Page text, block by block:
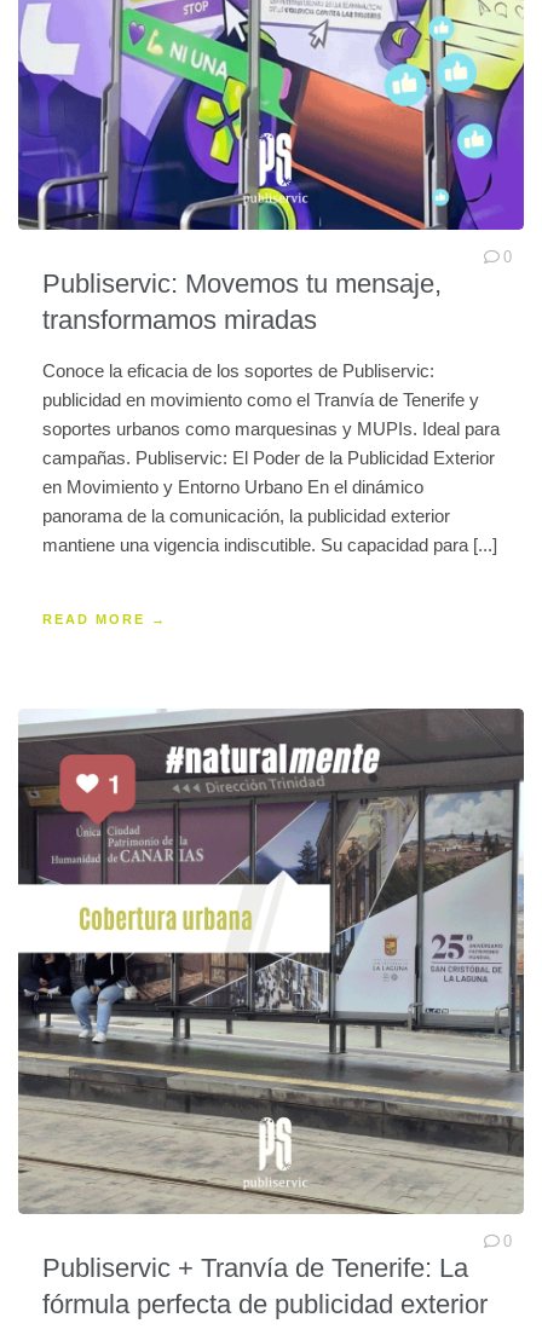
Publiservic: Movemos tu mensaje,
transformamos miradas
0
Conoce la eficacia de los soportes de Publiservic:
publicidad en movimiento como el Tranvía de Tenerife y
soportes urbanos como marquesinas y MUPIs. Ideal para
campañas. Publiservic: El Poder de la Publicidad Exterior
en Movimiento y Entorno Urbano En el dinámico
panorama de la comunicación, la publicidad exterior
mantiene una vigencia indiscutible. Su capacidad para [...]
READ MORE →
Publiservic + Tranvía de Tenerife: La
fórmula perfecta de publicidad exterior
0